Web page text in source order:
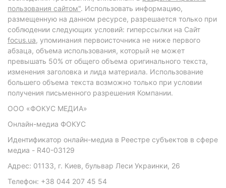
пользования сайтом". Использовать информацию,
размещенную на данном ресурсе, разрешается только при
соблюдении следующих условий: гиперссылки на Сайт
focus.ua, упоминания первоисточника не ниже первого
абзаца, объема использования, который не может
превышать 50% от общего объема оригинального текста,
изменения заголовка и лида материала. Использование
большего объема текста возможно только при условии
получения письменного разрешения Компании.
ООО «ФОКУС МЕДИА»
Онлайн-медиа ФОКУС
Идентификатор онлайн-медиа в Реестре субъектов в сфере
медиа - R40-03129
Адрес: 01133, г. Киев, бульвар Леси Украинки, 26
Телефон: +38 044 207 45 54